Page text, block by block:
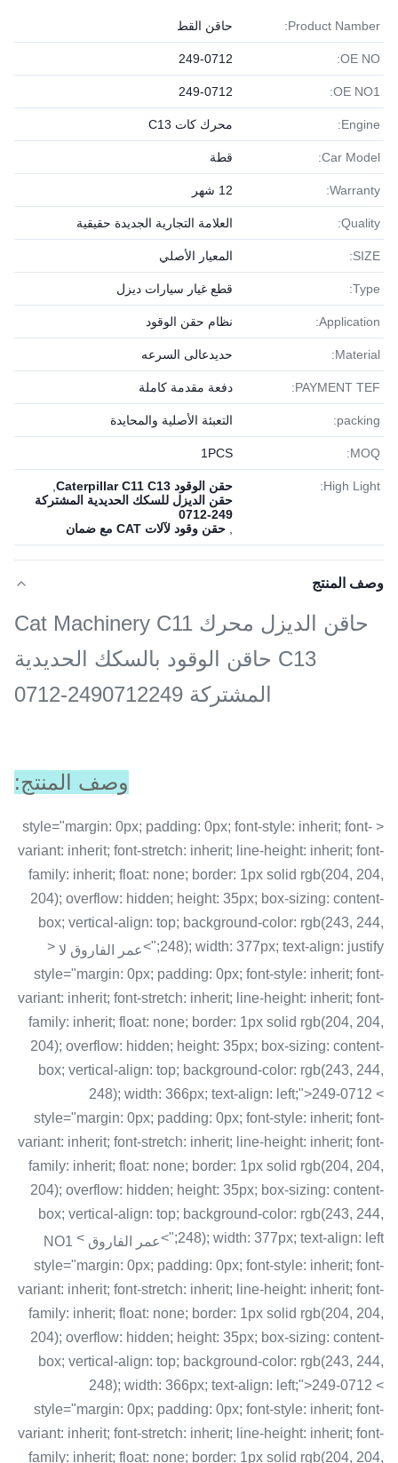
Product Namber: حاقن القط
OE NO:
249-0712
OE NO1:
249-0712
Engine: محرك كات C13
Car Model: قطة
Warranty: 12 شهر
Quality: العلامة التجارية الجديدة حقيقية
SIZE: المعيار الأصلي
Type: قطع غيار سيارات ديزل
Application: نظام حقن الوقود
Material: حديدعالى السرعه
PAYMENT TEF: دفعة مقدمة كاملة
packing: التعبئة الأصلية والمحايدة
MOQ:
1PСS
High Light: حقن الوقود Caterpillar C11 C13
حقن الديزل للسكك الحديدية المشتركة
249-0712
حقن وقود لآلات CAT مع ضمان
وصف المنتج
حاقن الديزل محرك Cat Machinery C11
C13 حاقن الوقود بالسكك الحديدية
المشتركة 2490712249-0712
وصف المنتج:
< style="margin: 0px; padding: 0px; font-style: inherit; font-
variant: inherit; font-stretch: inherit; line-height: inherit; font-
family: inherit; float: none; border: 1px solid rgb(204, 204,
204); overflow: hidden; height: 35px; box-sizing: content-
box; vertical-align: top; background-color: rgb(243, 244,
248); width: 377px; text-align: justify;">
عمر الفاروق لا <
style="margin: 0px; padding: 0px; font-style: inherit; font-
variant: inherit; font-stretch: inherit; line-height: inherit; font-
family: inherit; float: none; border: 1px solid rgb(204, 204,
204); overflow: hidden; height: 35px; box-sizing: content-
box; vertical-align: top; background-color: rgb(243, 244,
248); width: 366px; text-align: left;">249-0712 <
style="margin: 0px; padding: 0px; font-style: inherit; font-
variant: inherit; font-stretch: inherit; line-height: inherit; font-
family: inherit; float: none; border: 1px solid rgb(204, 204,
204); overflow: hidden; height: 35px; box-sizing: content-
box; vertical-align: top; background-color: rgb(243, 244,
248); width: 377px; text-align: left;">
عمر الفاروق NO1 <
style="margin: 0px; padding: 0px; font-style: inherit; font-
variant: inherit; font-stretch: inherit; line-height: inherit; font-
family: inherit; float: none; border: 1px solid rgb(204, 204,
204); overflow: hidden; height: 35px; box-sizing: content-
box; vertical-align: top; background-color: rgb(243, 244,
248); width: 366px; text-align: left;">249-0712 <
style="margin: 0px; padding: 0px; font-style: inherit; font-
variant: inherit; font-stretch: inherit; line-height: inherit; font-
family: inherit; float: none; border: 1px solid rgb(204, 204,